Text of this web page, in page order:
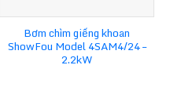
Bơm chìm giếng khoan
ShowFou Model 4SAM4/24 –
2.2kW